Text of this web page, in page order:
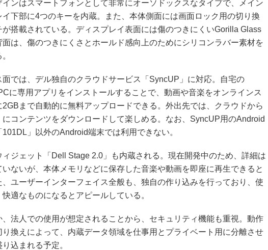
ンはスマートフォンとして非常にオーソドックスなタイプで、メイン
イ下部に4つのキーを内蔵。また、本体側面には画面ロック用の切り換
が搭載されている。ディスプレイ表面には傷のつきにくいGorilla Glass
面は、傷のつきにくさとホールド感向上のためにシリコンラバー素材を
では、デル独自のクラウドサービス「SyncUP」に対応。自宅の
に専用アプリをインストールすることで、動画や音楽をオンラインス
2GBまで自動的に無料アップロードできる。外出先では、クラウドから
にコンテンツをダウンロードして楽しめる。なお、SyncUP用のAndroid
101DL」以外のAndroid端末では利用できない。
ジェット「Dell Stage 2.0」も内蔵される。現在開発中のため、詳細は
いないが、本体メモリなどに保存した音楽や動画を即座に再生できると
、ユーザーインターフェイス全般も、独自の作り込みを行っており、使
適なものになるとアピールしている。
法人での使用が想定されることから、セキュリティ機能も重視。動作
り換えによって、内蔵データ領域を仕事用とプライベート用に分離させ
込まれる予定。